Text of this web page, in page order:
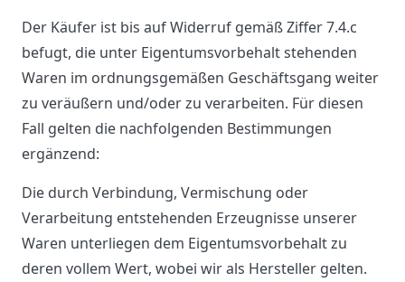
Der Käufer ist bis auf Widerruf gemäß Ziffer 7.4.c
befugt, die unter Eigentumsvorbehalt stehenden
Waren im ordnungsgemäßen Geschäftsgang weiter
zu veräußern und/oder zu verarbeiten. Für diesen
Fall gelten die nachfolgenden Bestimmungen
ergänzend:
Die durch Verbindung, Vermischung oder
Verarbeitung entstehenden Erzeugnisse unserer
Waren unterliegen dem Eigentumsvorbehalt zu
deren vollem Wert, wobei wir als Hersteller gelten.